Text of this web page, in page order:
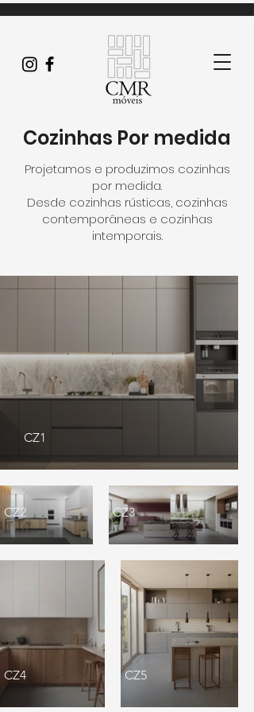
Cozinhas Por medida
Projetamos e produzimos cozinhas
por medida.
Desde cozinhas rústicas, cozinhas
contemporâneas e cozinhas
intemporais.
CZ1
CZ2 CZ3
CZ4 CZ5